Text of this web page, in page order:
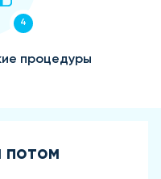
4
процедуры
потом